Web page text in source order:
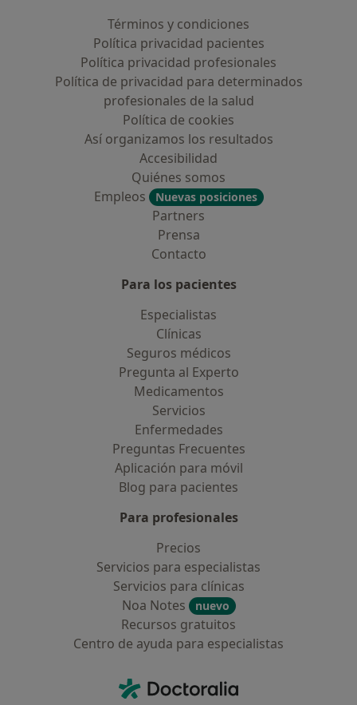
Términos y condiciones
Política privacidad pacientes
Política privacidad profesionales
Política de privacidad para determinados
profesionales de la salud
Política de cookies
Así organizamos los resultados
Accesibilidad
Quiénes somos
Empleos
Nuevas posiciones
Partners
Prensa
Contacto
Para los pacientes
Especialistas
Clínicas
Seguros médicos
Pregunta al Experto
Medicamentos
Servicios
Enfermedades
Preguntas Frecuentes
Aplicación para móvil
Blog para pacientes
Para profesionales
Precios
Servicios para especialistas
Servicios para clínicas
Noa Notes
nuevo
Recursos gratuitos
Centro de ayuda para especialistas
Doctoralia - Página de inicio